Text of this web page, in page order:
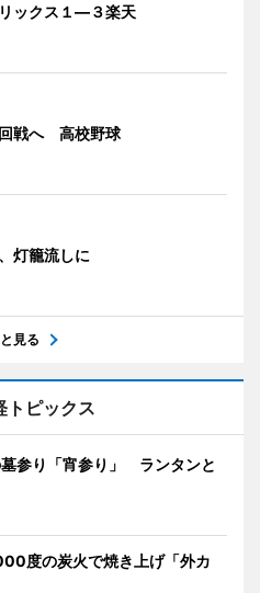
ックス１―３楽天
戦へ 高校野球
灯籠流しに
見る
トピックス
参り「宵参り」 ランタンと
度の炭火で焼き上げ「外カ